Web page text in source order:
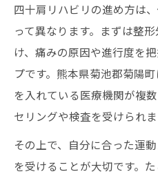
四十肩リハビリの進め方は
って異なります。まずは整
け、痛みの原因や進行度を
プです。熊本県菊池郡菊陽
を入れている医療機関が複
セリングや検査を受けられま
その上で、自分に合った運
を受けることが大切です。